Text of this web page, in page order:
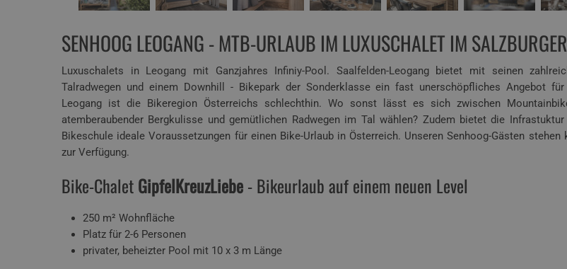
SENHOOG LEOGANG - MTB-URLAUB IM LUXUSCHALET IM
Luxuschalets in Leogang mit Ganzjahres Infiniy-Pool. Saalfelden-Leogang bietet mit seinen
Talradwegen und einem Downhill - Bikepark der Sonderklasse ein fast unerschöpfliches Angebot für
Leogang ist die Bikeregion Österreichs schlechthin. Wo sonst lässt es sich zwischen
atemberaubender Bergkulisse und gemütlichen Radwegen im Tal wählen? Zudem bietet die
Bikeschule ideale Voraussetzungen für einen Bike-Urlaub in Österreich. Unseren Senhoog-Gästen
zur Verfügung.
Bike-ChaletGipfelKreuzLiebe- Bikeurlaub auf einem neuen Level
250 m² Wohnfläche
Platz für 2-6 Personen
privater, beheizter Pool mit 10 x 3 m Länge